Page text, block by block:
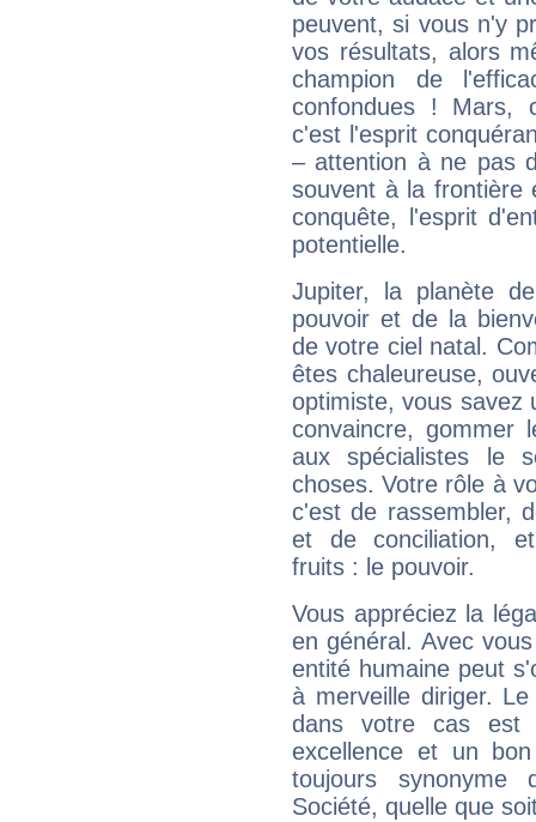
peuvent, si vous n'y
vos résultats, alors
champion de
confondues ! Mars,
c'est l'esprit
– attention à ne pas
souvent à la frontière
conquête, l'esprit
potentielle.
Jupiter, la planète
pouvoir et de la
de votre ciel natal.
êtes chaleureuse,
optimiste, vous savez
convaincre, gommer
aux spécialistes le
choses. Votre rôle à
c'est de rassembler,
et de conciliation,
fruits : le pouvoir.
Vous appréciez la
en général. Avec
entité humaine peut
à merveille diriger.
dans votre cas est
excellence et un
toujours synonyme
Société, quelle que